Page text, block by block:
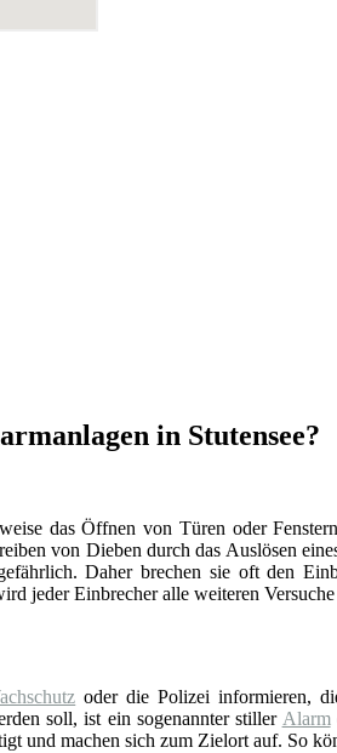
in Stutensee?
das Öffnen von Türen oder
von Dieben durch das Auslösen
Daher brechen sie oft den
jeder Einbrecher alle weiteren
oder die Polizei informieren,
soll, ist ein sogenannter stiller Alarm
und machen sich zum Zielort auf. So